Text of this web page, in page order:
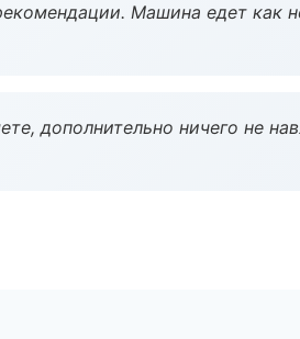
Машина едет как
дополнительно ничего не